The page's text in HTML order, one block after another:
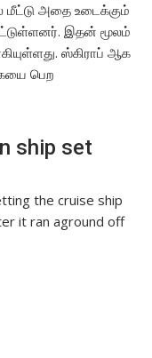
மீட்டு அதை உடைக்கும்
இதன் மூலம்
ஸ்கிராப் ஆக
பெற
ship set
the cruise ship
it ran aground off